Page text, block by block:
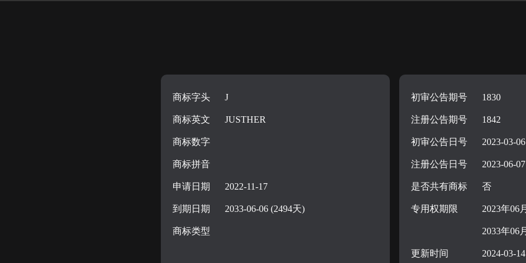
商标字头 J
商标英文 JUSTHER
商标数字
商标拼音
申请日期 2022-11-17
到期日期 2033-06-06 (2494天)
商标类型
初审公告期号 1830
注册公告期号 1842
初审公告日号 2023-03-06
注册公告日号 2023-06-07
是否共有商标 否
专用权期限 2023年06
2033年06
更新时间 2024-03-14